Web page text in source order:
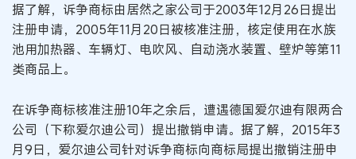
据了解，诉争商标由居然之家公司于2003年12月26日提出
注册申请，2005年11月20日被核准注册，核定使用在水族
池用加热器、车辆灯、电吹风、自动浇水装置、壁炉等第11
类商品上。
在诉争商标核准注册10年之余后，遭遇德国爱尔迪有限两合
公司（下称爱尔迪公司）提出撤销申请。据了解，2015年3
月9日，爱尔迪公司针对诉争商标向商标局提出撤销注册申